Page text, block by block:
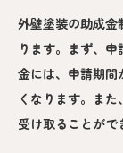
外壁塗装の助成金
ります。まず、
金には、申請期間
くなります。ま
受け取ることがで